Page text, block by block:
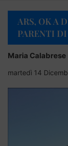
ARS, OK A
PARENTI
Maria Calabrese
martedì 14